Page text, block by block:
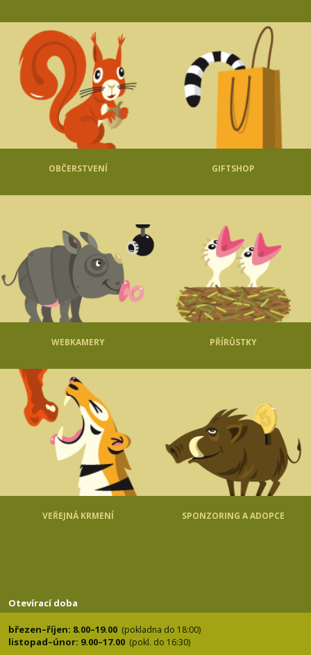
OBČERSTVENÍ GIFTSHOP
WEBKAMERY PŘÍRŮSTKY
VEŘEJNÁ KRMENÍ SPONZORING A ADOPCE
Otevírací doba
březen–říjen: 8.00–19.00 (pokladna do 18:00)
listopad–únor: 9.00–17.00 (pokl. do 16:30)